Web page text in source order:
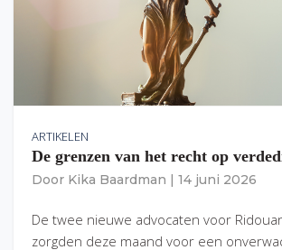
ARTIKELEN
De grenzen van het recht op
Door Kika Baardman 14 juni 2026
De twee nieuwe advocaten voor
zorgden deze maand voor een